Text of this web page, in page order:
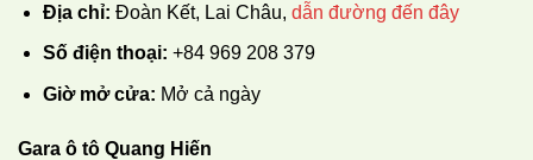
Địa chỉ: Đoàn Kết, Lai Châu, dẫn đường đến đây
Số điện thoại: +84 969 208 379
Giờ mở cửa: Mở cả ngày
Gara ô tô Quang Hiến